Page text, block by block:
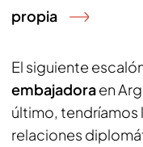
propia
El siguiente
embajadoraen
último, tendríamos
relaciones